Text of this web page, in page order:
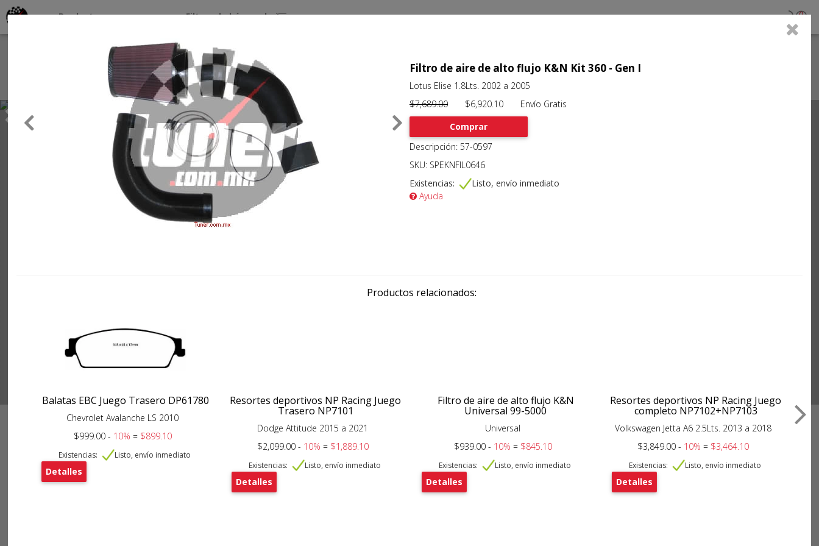
Clients
Productos por marcas Filtros de búsqueda 0
Filtro de aire de alto flujo K&N Kit 360 - Gen I
Lotus Elise 1.8Lts. 2002 a 2005
$7,689.00$6,920.10 Envío Gratis
Comprar
Descripción: 57-0597
SKU: SPEKNFIL0646
Existencias:
Listo, envío inmediato
Ayuda
Productos relacionados:
Balatas EBC Juego Trasero DP61780
Chevrolet Avalanche LS 2010
$999.00 - 10% = $899.10
Existencias: Listo, envío inmediato
Detalles
Resortes deportivos NP Racing Juego
Trasero NP7101
Dodge Attitude 2015 a 2021
$2,099.00 - 10% = $1,889.10
Existencias: Listo, envío inmediato
Detalles
Filtro de aire de alto flujo K&N
Universal 99-5000
Universal
$939.00 - 10% = $845.10
Existencias: Listo, envío inmediato
Detalles
Resortes deportivos NP Racing Juego
completo NP7102+NP7103
Volkswagen Jetta A6 2.5Lts. 2013 a 2018
$3,849.00 - 10% = $3,464.10
Existencias: Listo, envío inmediato
Detalles